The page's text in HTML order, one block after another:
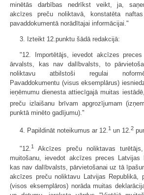
minētās darbības nedrīkst veikt, ja,
akcīzes preču noliktavā, konstatēta
pavaddokumentā norādītajai informācijai."
3. Izteikt 12.punktu šādā redakcijā:
"12. Importētājs, ievedot akcīzes
ārvalsts, kas nav dalībvalsts, to
noliktavu atbilstoši regulai noformē
Pavaddokumentu (visus eksemplārus)
ieņēmumu dienesta attiecīgajā muitas
preču izlaišanu brīvam apgrozījumam
punktā minēto gadījumu)."
4. Papildināt noteikumus ar 12.1 un 12.2
"12. 1
Akcīzes preču noliktavas
muitošanu, ievedot akcīzes preces Latvijas
kas nav dalībvalsts, pārvietošanai uz tā
akcīzes preču noliktavu Latvijas Republikā,
(visos eksemplāros) norāda muitas